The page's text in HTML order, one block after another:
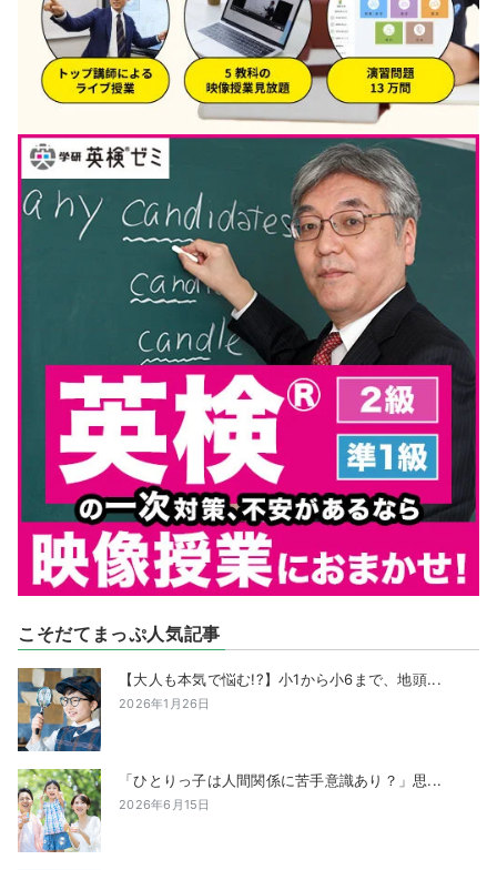
こそだてまっぷ人気記事
【大人も本気で悩む!?】小1から小6まで、地頭...
2026年1月26日
「ひとりっ子は人間関係に苦手意識あり？」思...
2026年6月15日